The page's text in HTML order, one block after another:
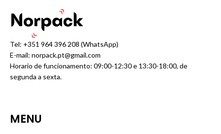
Tel: +351 964 396 208 (WhatsApp)
E-mail: norpack.pt@gmail.com
Horario de funcionamento: 09:00-12:30 e 13:30-18:00, de
segunda a sexta.
MENU